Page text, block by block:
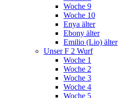
Woche 9
Woche 10
Enya älter
Ebony älter
Emilio (Lio) älter
Unser F 2 Wurf
Woche 1
Woche 2
Woche 3
Woche 4
Woche 5